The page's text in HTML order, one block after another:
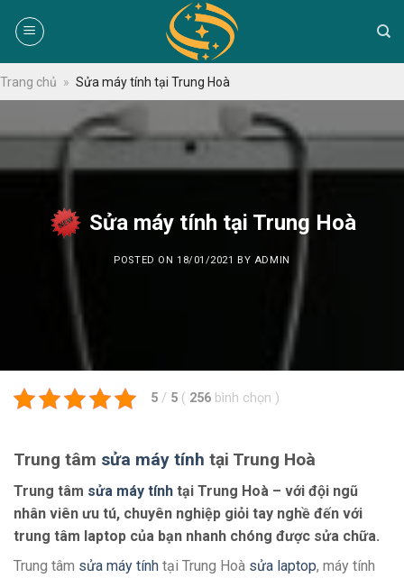
Trang chủ » Sửa máy tính tại Trung Hoà
Sửa máy tính tại Trung Hoà
POSTED ON 18/01/2021 BY ADMIN
5 / 5 ( 256 bình chọn )
Trung tâm sửa máy tính tại Trung Hoà
Trung tâm sửa máy tính tại Trung Hoà – với đội ngũ
nhân viên ưu tú, chuyên nghiệp giỏi tay nghề đến với
trung tâm laptop của bạn nhanh chóng được sửa chữa.
Trung tâm sửa máy tính tại Trung Hoà sửa laptop, máy tính